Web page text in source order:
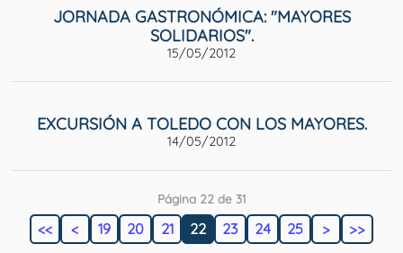
JORNADA GASTRONÓMICA: "MAYORES
SOLIDARIOS".
15/05/2012
EXCURSIÓN A TOLEDO CON LOS MAYORES.
14/05/2012
Página 22 de 31
<< < 19 20 21 22 23 24 25 > >>